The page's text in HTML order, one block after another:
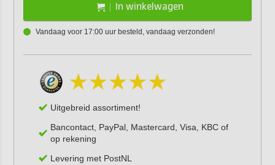
In winkelwagen
Vandaag voor 17:00 uur besteld, vandaag verzonden!
Uitgebreid assortiment!
Bancontact, PayPal, Mastercard, Visa, KBC of
op rekening
Levering met PostNL